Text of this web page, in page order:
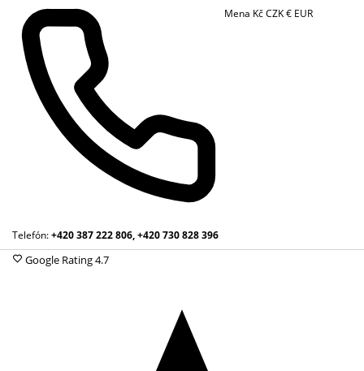
Telefón:+420 387 222 806, +420 730 828 396
Mena KčCZK€ EUR
Google Rating4.7